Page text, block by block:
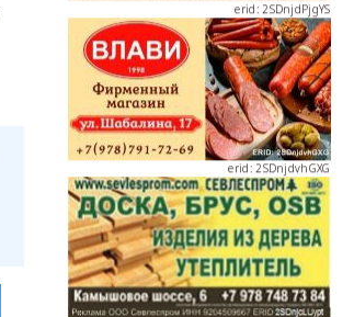
erid: 2SDnjdvhGXG
erid: 2SDnjcLUypt